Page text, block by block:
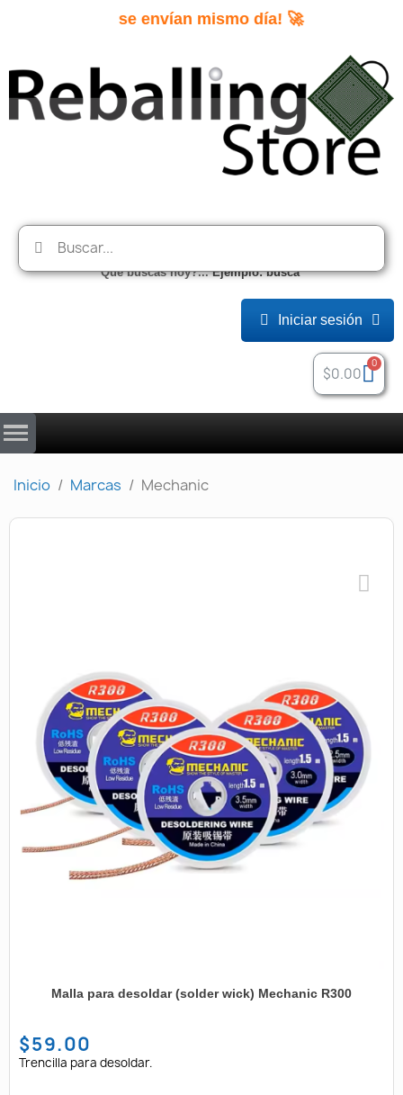
Que buscas hoy?...Ejemplo: busca "bata" en
Iniciar sesión
$0.00
Inicio Marcas Mechanic
Malla para desoldar (solder wick) Mechanic R300
$59.00
Trencilla para desoldar.